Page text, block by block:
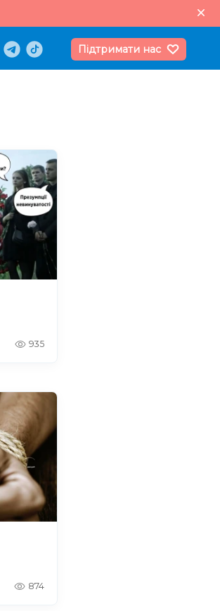
Підтримати нас
935
874